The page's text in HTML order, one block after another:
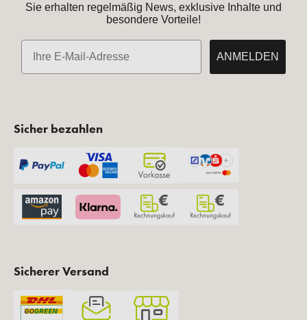
Sie erhalten regelmäßig News, exklusive Inhalte und
besondere Vorteile!
E-Mail
ANMELDEN
Sicher bezahlen
Sicherer Versand